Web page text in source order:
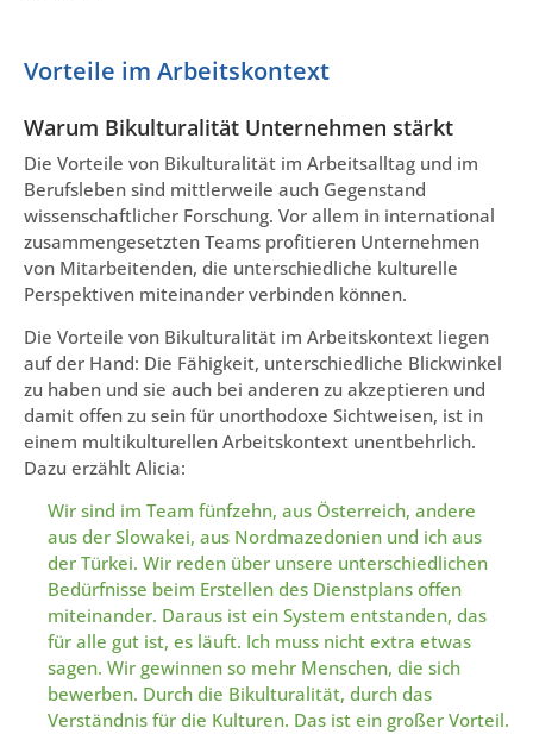
Vorteile im Arbeitskontext
Warum Bikulturalität Unternehmen stärkt
Die Vorteile von Bikulturalität im Arbeitsalltag und im
Berufsleben sind mittlerweile auch Gegenstand
wissenschaftlicher Forschung. Vor allem in international
zusammengesetzten Teams profitieren Unternehmen
von Mitarbeitenden, die unterschiedliche kulturelle
Perspektiven miteinander verbinden können.
Die Vorteile von Bikulturalität im Arbeitskontext liegen
auf der Hand: Die Fähigkeit, unterschiedliche Blickwinkel
zu haben und sie auch bei anderen zu akzeptieren und
damit offen zu sein für unorthodoxe Sichtweisen, ist in
einem multikulturellen Arbeitskontext unentbehrlich.
Dazu erzählt Alicia:
Wir sind im Team fünfzehn, aus Österreich, andere
aus der Slowakei, aus Nordmazedonien und ich aus
der Türkei. Wir reden über unsere unterschiedlichen
Bedürfnisse beim Erstellen des Dienstplans offen
miteinander. Daraus ist ein System entstanden, das
für alle gut ist, es läuft. Ich muss nicht extra etwas
sagen. Wir gewinnen so mehr Menschen, die sich
bewerben. Durch die Bikulturalität, durch das
Verständnis für die Kulturen. Das ist ein großer Vorteil.